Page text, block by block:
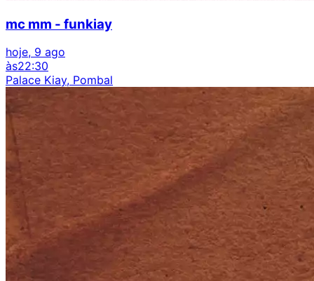
mc mm - funkiay
hoje, 9 ago
às22:30
Palace Kiay, Pombal